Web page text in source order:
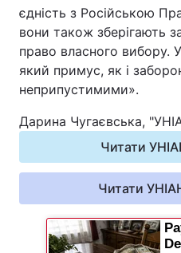
єдність з Російською
вони також зберігають
право власного вибору.
який примус, як і
неприпустимими».
Дарина Чугаєвська,
Читати
Читати